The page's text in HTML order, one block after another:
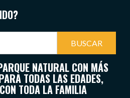
NATURAL CON MÁS
TODAS LAS EDADES,
TODA LA FAMILIA